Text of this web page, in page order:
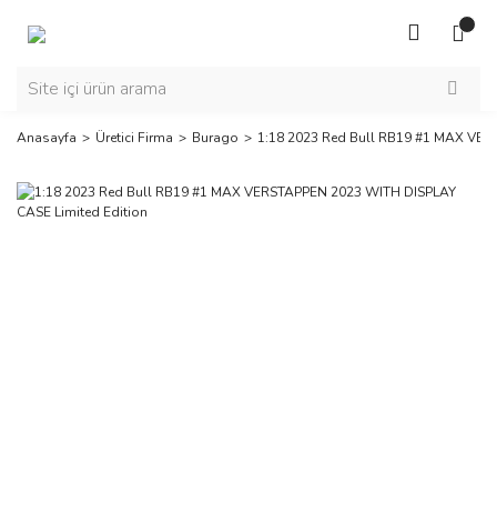
Anasayfa Üretici Firma Burago 1:18 2023 Red Bull RB19 #1 MAX